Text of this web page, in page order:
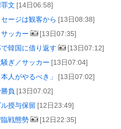
文 [14日06:58]
ージは観客から [13日08:38]
ッカー [13日07:35]
韓国に借り返す [13日07:12]
ぎ／サッカー [13日07:04]
人がやるべき」 [13日07:02]
負 [13日07:02]
授与保留 [12日23:49]
戦態勢 [12日22:35]